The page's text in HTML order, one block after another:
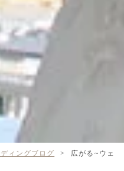
ィングブログ >
広がる~ウェ